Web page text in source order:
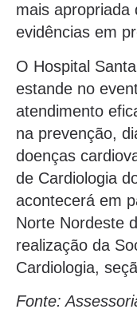
mais apropriada
evidências em
O Hospital
estande no
atendimento
na prevenção,
doenças
de Cardiologia
acontecerá em
Norte Nordeste
realização da
Cardiologia,
Fonte: